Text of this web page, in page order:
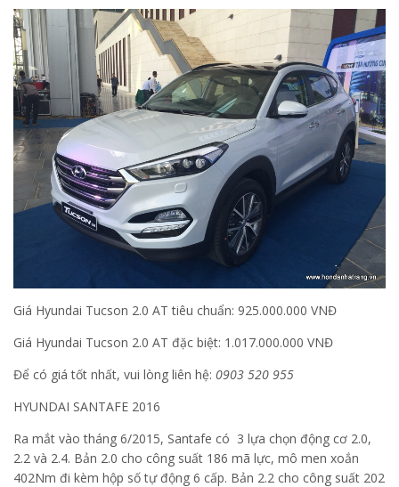
Giá Hyundai Tucson 2.0 AT tiêu chuẩn: 925.000.000 VNĐ
Giá Hyundai Tucson 2.0 AT đặc biệt: 1.017.000.000 VNĐ
Để có giá tốt nhất, vui lòng liên hệ: 0903 520 955
HYUNDAI SANTAFE 2016
Ra mắt vào tháng 6/2015, Santafe có 3 lựa chọn động cơ 2.0,
2.2 và 2.4. Bản 2.0 cho công suất 186 mã lực, mô men xoắn
402Nm đi kèm hộp số tự động 6 cấp. Bản 2.2 cho công suất 202